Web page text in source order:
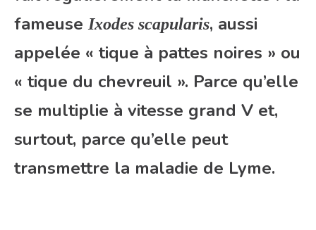
fameuseIxodes scapularis, aussi
appelée « tique à pattes noires » ou
« tique du chevreuil ». Parce qu’elle
se multiplie à vitesse grand V et,
surtout, parce qu’elle peut
transmettre la maladie de Lyme.